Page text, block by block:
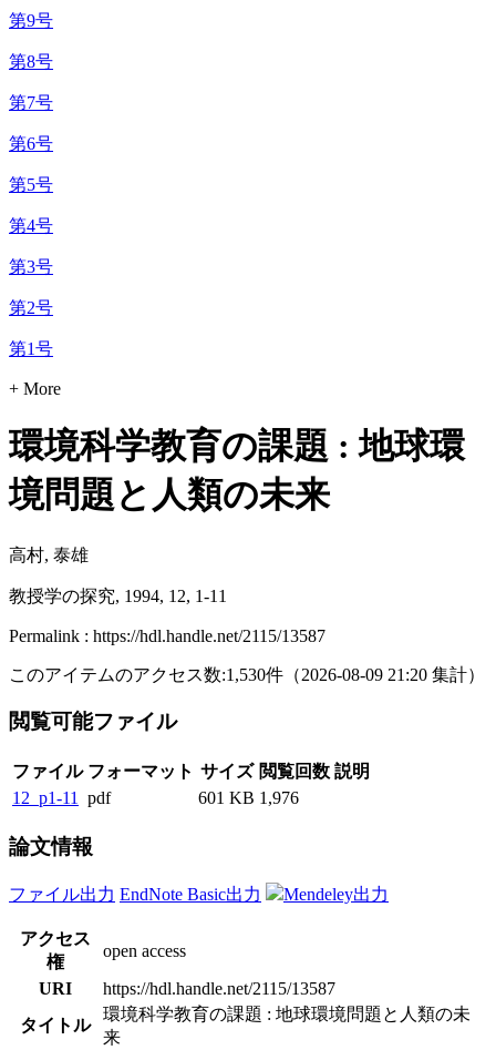
第9号
第8号
第7号
第6号
第5号
第4号
第3号
第2号
第1号
+ More
環境科学教育の課題 : 地球環
境問題と人類の未来
高村, 泰雄
教授学の探究, 1994, 12, 1-11
Permalink : https://hdl.handle.net/2115/13587
このアイテムのアクセス数:1,530件 （2026-08-09 21:20 集計）
閲覧可能ファイル
ファイル フォーマット サイズ 閲覧回数 説明
12_p1-11
pdf 601 KB 1,976
論文情報
ファイル出力 EndNote Basic出力 Mendeley出力
アクセス
権
open access
URI
https://hdl.handle.net/2115/13587
タイトル
環境科学教育の課題 : 地球環境問題と人類の未
来